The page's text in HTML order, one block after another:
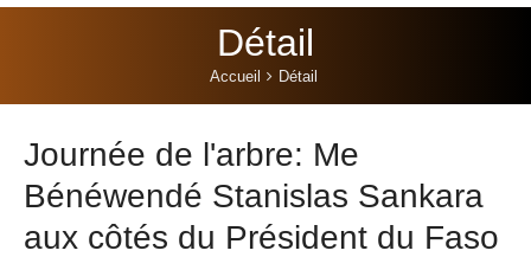
Détail
Accueil Détail
Journée de l'arbre: Me
Bénéwendé Stanislas Sankara
aux côtés du Président du Faso